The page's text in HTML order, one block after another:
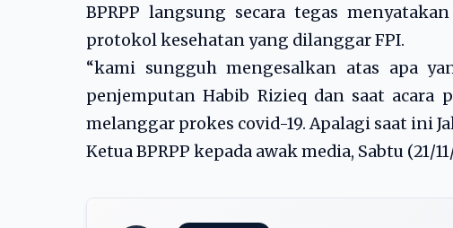
BPRPP langsung secara tegas
protokol kesehatan yang dilanggar FPI.
“kami sungguh mengesalkan atas apa
penjemputan Habib Rizieq dan saat
melanggar prokes covid-19. Apalagi saat ini
Ketua BPRPP kepada awak media, Sabtu (21/